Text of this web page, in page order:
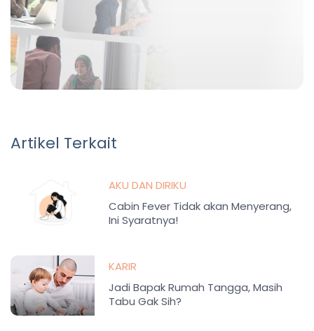
Artikel Terkait
AKU DAN DIRIKU
Cabin Fever Tidak akan Menyerang,
Ini Syaratnya!
KARIR
Jadi Bapak Rumah Tangga, Masih
Tabu Gak Sih?